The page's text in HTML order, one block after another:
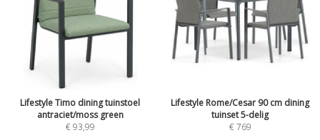
Lifestyle Timo dining tuinstoel
antraciet/moss green
€93,99
Lifestyle Rome/Cesar 90 cm dining
tuinset 5-delig
€769